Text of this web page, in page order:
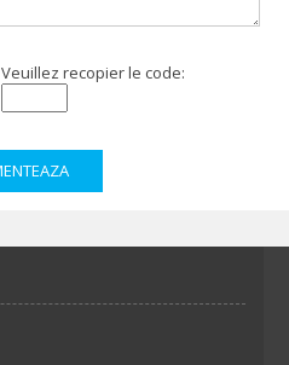
Veuillez recopier le code: